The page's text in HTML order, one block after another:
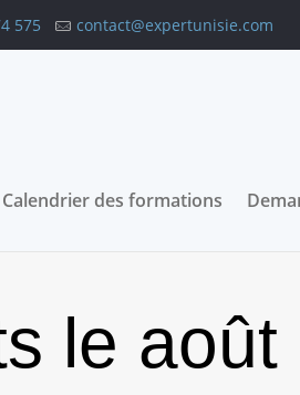
575 contact@expertunisie.com
Calendrier des formations
le août